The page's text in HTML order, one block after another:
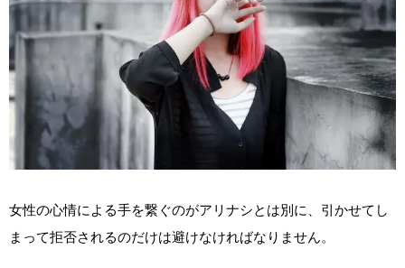
女性の心情による手を繋ぐのがアリナシとは別に、引かせてし
まって拒否されるのだけは避けなければなりません。